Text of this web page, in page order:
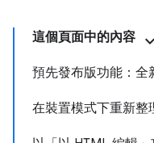
這個頁面中的內容
預先發布版功能：全
在裝置模式下重新整